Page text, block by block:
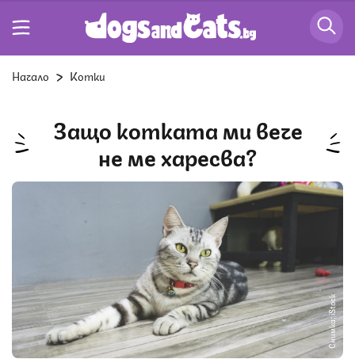
Начало Котки
Защо котката ми вече
не ме харесва?
Снимка: iStock